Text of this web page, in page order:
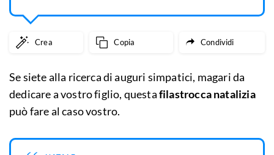
Crea Copia Condividi
Se siete alla ricerca di auguri simpatici, magari da
dedicare a vostro figlio, questafilastrocca natalizia
può fare al caso vostro.